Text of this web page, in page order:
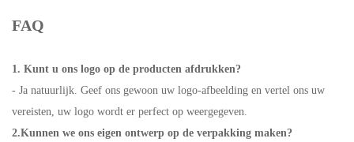
FAQ
1. Kunt u ons logo op de producten afdrukken?
- Ja natuurlijk. Geef ons gewoon uw logo-afbeelding en vertel ons uw
vereisten, uw logo wordt er perfect op weergegeven.
2.Kunnen we ons eigen ontwerp op de verpakking maken?